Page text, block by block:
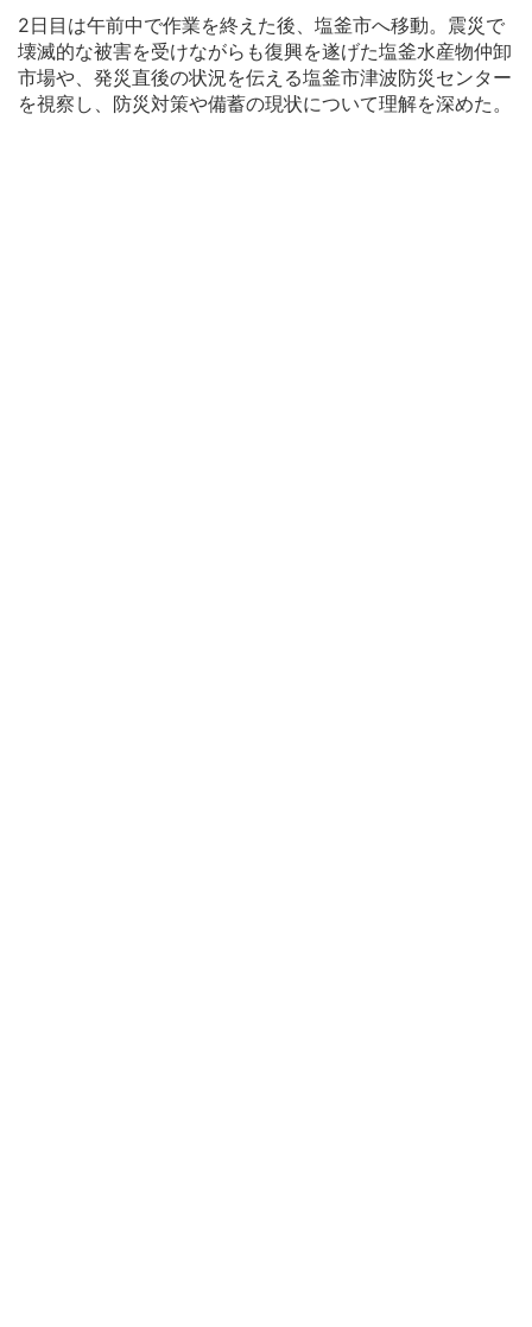
2日目は午前中で作業を終えた後、塩釜市へ移動。震災で
壊滅的な被害を受けながらも復興を遂げた塩釜水産物仲卸
市場や、発災直後の状況を伝える塩釜市津波防災センター
を視察し、防災対策や備蓄の現状について理解を深めた。